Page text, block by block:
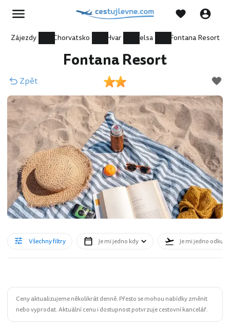
Zájezdy Chorvatsko Hvar Jelsa Fontana Resort
Fontana Resort
Zpět
Všechny filtry Je mi jedno kdy Je mi jedno odkud
Ceny aktualizujeme několikrát denně. Přesto se mohou nabídky změnit
nebo vyprodat. Aktuální cenu i dostupnost potvrzuje cestovní kancelář.